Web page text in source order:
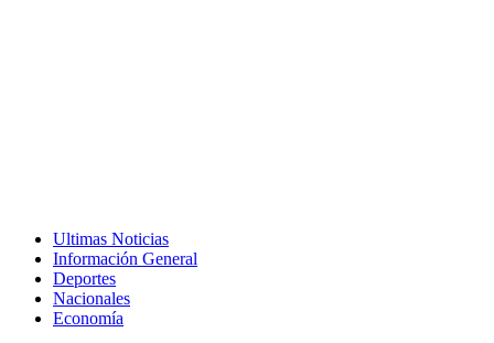
Ultimas Noticias
Información General
Deportes
Nacionales
Economía